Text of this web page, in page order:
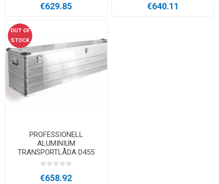
€629.85 €640.11
OUT OF
STOCK
PROFESSIONELL
ALUMINIUM
TRANSPORTLÅDA D455
€658.92